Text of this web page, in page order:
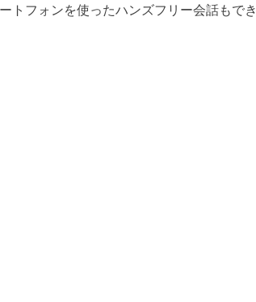
トフォンを使ったハンズフリー会話もで